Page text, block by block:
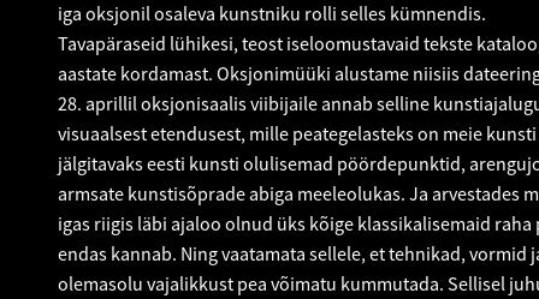
iga oksjonil osaleva kunstniku rolli selles kümnendis.
Tavapäraseid lühikesi, teost iseloomustavaid tekste
aastate kordamast. Oksjonimüüki alustame niisiis
28. aprillil oksjonisaalis viibijaile annab selline
visuaalsest etendusest, mille peategelasteks on meie
jälgitavaks eesti kunsti olulisemad pöördepunktid,
armsate kunstisõprade abiga meeleolukas. Ja
igas riigis läbi ajaloo olnud üks kõige klassikalisemaid
endas kannab. Ning vaatamata sellele, et tehnikad,
olemasolu vajalikkust pea võimatu kummutada. Sellisel